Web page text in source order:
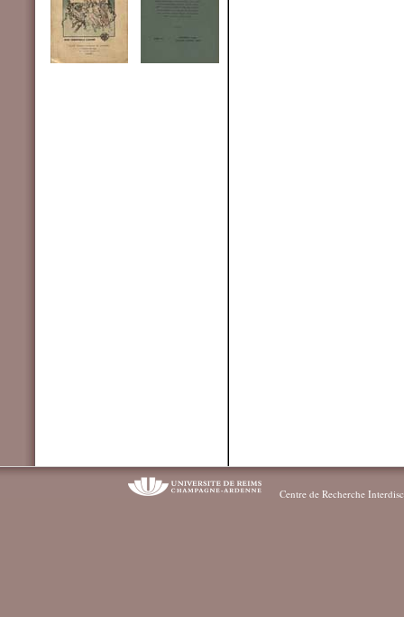
Centre de Recherche